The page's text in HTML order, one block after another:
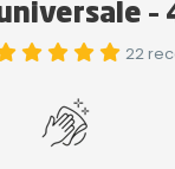
–
22